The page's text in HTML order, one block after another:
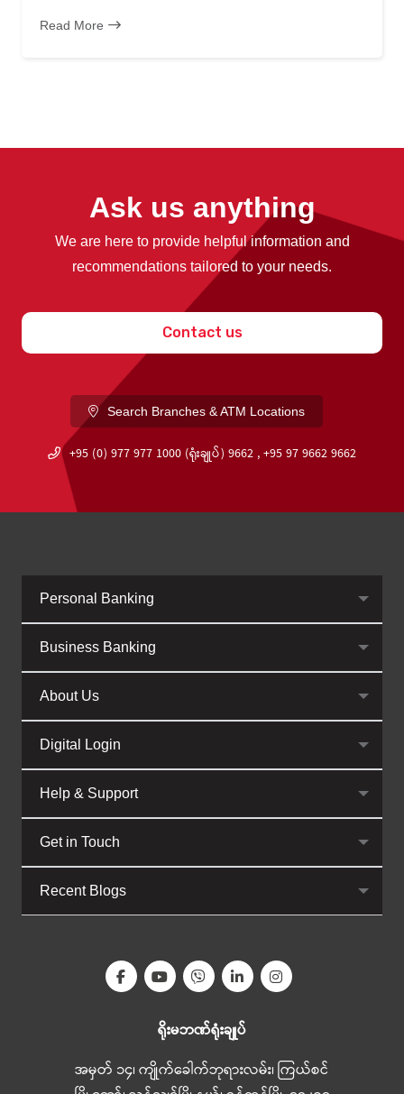
Read More
Ask us anything
We are here to provide helpful information and
recommendations tailored to your needs.
Contact us
Search Branches & ATM Locations
+95 (0) 977 977 1000 (ရုံးချုပ်) 9662 , +95 97 9662 9662
Personal Banking
Business Banking
About Us
Digital Login
Help & Support
Get in Touch
Recent Blogs
ရိုးမဘဏ်ရုံးချုပ်
အမှတ် ၁၄၊ ကျိုက်ခေါက်ဘုရားလမ်း၊ ကြယ်စင်